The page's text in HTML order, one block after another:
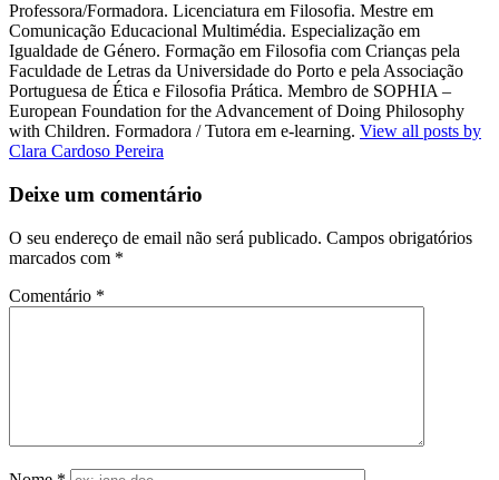
Professora/Formadora. Licenciatura em Filosofia. Mestre em
Comunicação Educacional Multimédia. Especialização em
Igualdade de Género. Formação em Filosofia com Crianças pela
Faculdade de Letras da Universidade do Porto e pela Associação
Portuguesa de Ética e Filosofia Prática. Membro de SOPHIA –
European Foundation for the Advancement of Doing Philosophy
with Children. Formadora / Tutora em e-learning. View all posts by
Clara Cardoso Pereira
Deixe um comentário
O seu endereço de email não será publicado. Campos obrigatórios
marcados com *
Comentário *